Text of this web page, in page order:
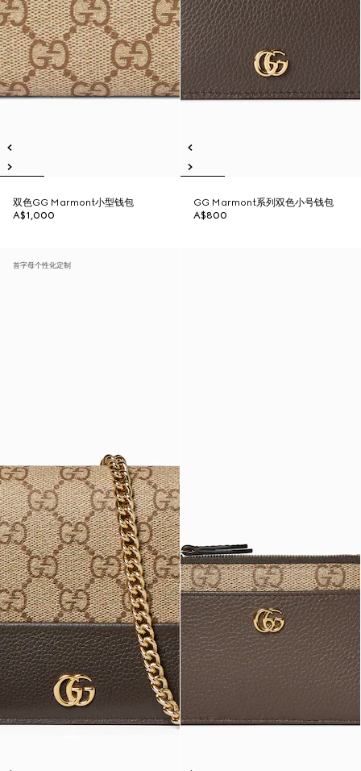
双色GG Marmont小型钱包
A$1,000
GG Marmont系列双色小号钱包
A$800
首字母个性化定制